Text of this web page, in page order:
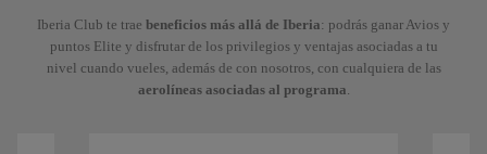
Iberia Club te trae beneficios más allá de Iberia: podrás ganar Avios y
puntos Elite y disfrutar de los privilegios y ventajas asociadas a tu
nivel cuando vueles, además de con nosotros, con cualquiera de las
aerolíneas asociadas al programa.